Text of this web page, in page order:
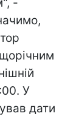
У
дати